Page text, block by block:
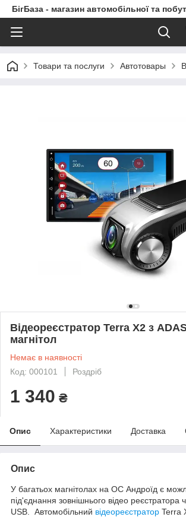
БігБаза - магазин автомобільної та
Товари та послуги Автотовары
Відеореєстратор Terra X2 з
магнітол
Немає в наявності
Код: 000101
Роздріб
1 340 ₴
Опис Характеристики Доставка
Опис
У багатьох магнітолах на ОС Андроїд є
під'єднання зовнішнього відео реєстратора
USB. Автомобільний відеореєстратор Terra